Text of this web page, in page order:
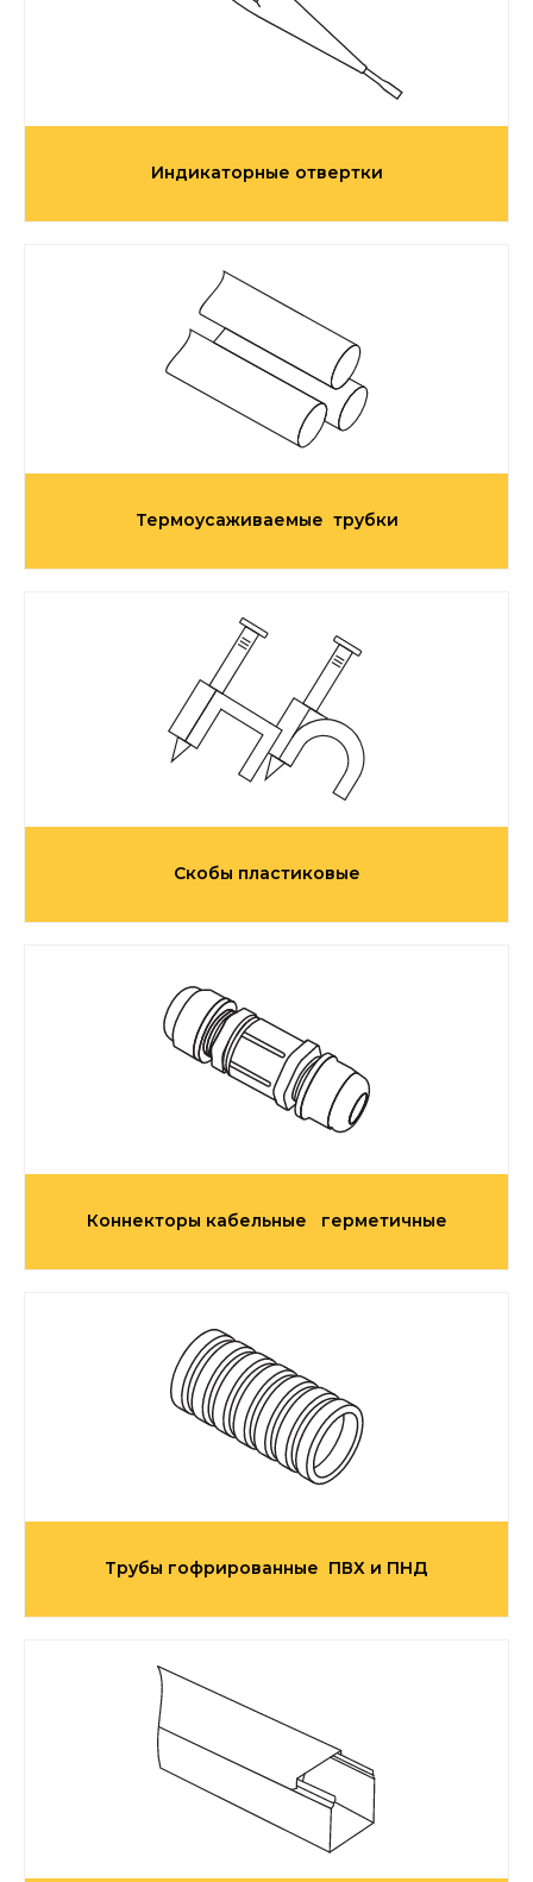
Индикаторные отвертки
Термоусаживаемые трубки
Скобы пластиковые
Коннекторы кабельные герметичные
Трубы гофрированные ПВХ и ПНД